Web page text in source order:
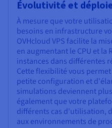
Évolutivité et
À mesure que votre
besoins en infrastructure
OVHcloud VPS facilite la
en augmentant le CPU et la
instances dans différentes
Cette flexibilité vous
petite configuration et
simulations deviennent
également que votre
différents cas d'utilisation,
aux environnements de